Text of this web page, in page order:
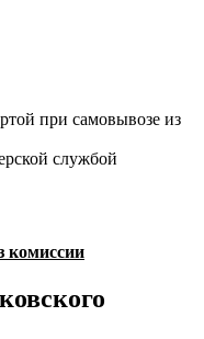
при самовывозе из
службой
комиссии